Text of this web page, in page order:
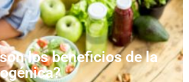
los beneficios de la